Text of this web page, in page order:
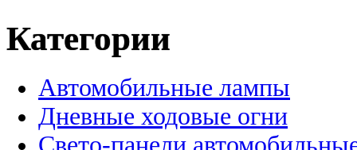
Категории
Автомобильные лампы
Дневные ходовые огни